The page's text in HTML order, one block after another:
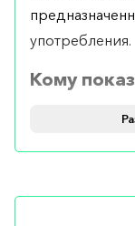
употребления.
Кому
Препарат
в крови,